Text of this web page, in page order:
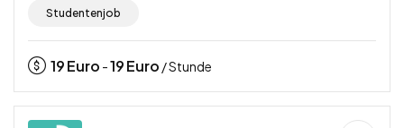
Studentenjob
19Euro -19Euro / Stunde